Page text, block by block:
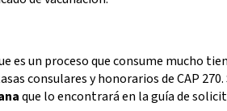
es un proceso que consume mucho
consulares y honorarios de CAP
que lo encontrará en la guía de